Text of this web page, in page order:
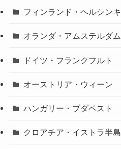
フィンランド・ヘルシンキ
オランダ・アムステルダム
ドイツ・フランクフルト
オーストリア・ウィーン
ハンガリー・ブダペスト
クロアチア・イストラ半島